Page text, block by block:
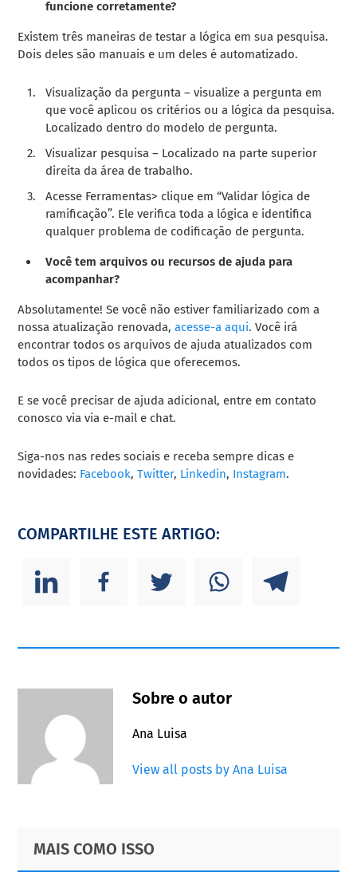
funcione corretamente?
Existem três maneiras de testar a lógica em sua pesquisa.
Dois deles são manuais e um deles é automatizado.
Visualização da pergunta – visualize a pergunta em
que você aplicou os critérios ou a lógica da pesquisa.
Localizado dentro do modelo de pergunta.
Visualizar pesquisa – Localizado na parte superior
direita da área de trabalho.
Acesse Ferramentas> clique em “Validar lógica de
ramificação”. Ele verifica toda a lógica e identifica
qualquer problema de codificação de pergunta.
Você tem arquivos ou recursos de ajuda para
acompanhar?
Absolutamente! Se você não estiver familiarizado com a
nossa atualização renovada,acesse-a aqui. Você irá
encontrar todos os arquivos de ajuda atualizados com
todos os tipos de lógica que oferecemos.
E se você precisar de ajuda adicional, entre em contato
conosco via via e-mail e chat.
Siga-nos nas redes sociais e receba sempre dicas e
novidades: Facebook, Twitter, Linkedin, Instagram.
COMPARTILHE ESTE ARTIGO:
Sobre o autor
Ana Luisa
View all posts by Ana Luisa
Primary
Sidebar
Footer
MAIS COMO ISSO